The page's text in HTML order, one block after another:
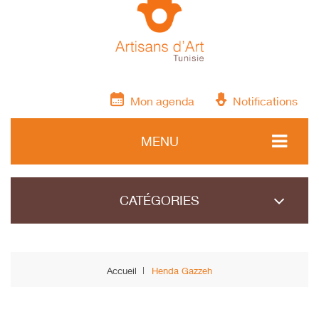
Mon agenda Notifications
MENU
CATÉGORIES
Accueil Henda Gazzeh